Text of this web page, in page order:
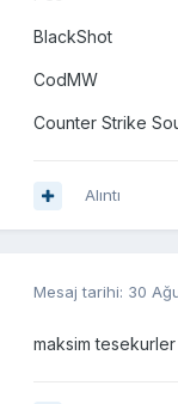
BlackShot
CodMW
Counter Strike
Alıntı
Mesaj tarihi: 30
maksim